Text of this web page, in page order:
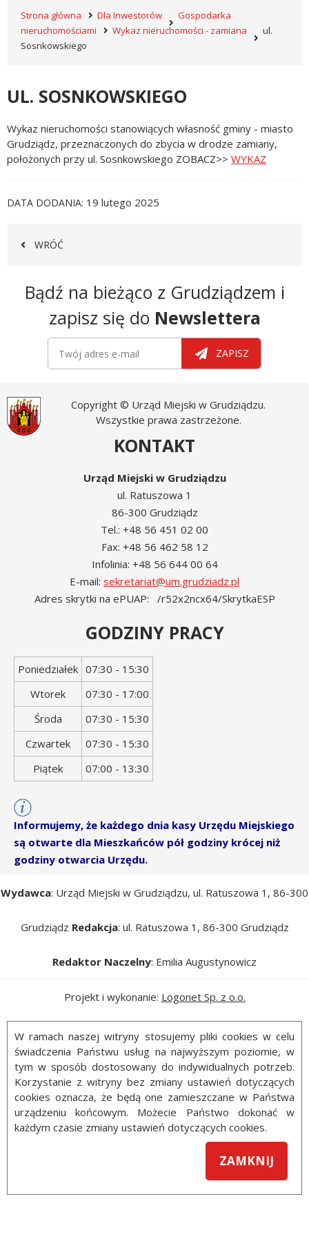
Strona główna Dla Inwestorów
Gospodarka
nieruchomościami
Wykaz nieruchomości - zamiana
ul.
Sosnkowskiego
UL. SOSNKOWSKIEGO
Wykaz nieruchomości stanowiących własność gminy - miasto
Grudziądz, przeznaczonych do zbycia w drodze zamiany,
położonych przy ul. Sosnkowskiego ZOBACZ>> WYKAZ
DATA DODANIA 19 lutego 2025
WRÓĆ
Newsletter
Bądź na bieżąco z Grudziądzem i
zapisz się do Newslettera
ZAPISZ
Copyright © Urząd Miejski w Grudziądzu.
Wszystkie prawa zastrzeżone.
KONTAKT
Urząd Miejski w Grudziądzu
ul. Ratuszowa 1
86-300 Grudziądz
Tel.: +48 56 451 02 00
Fax: +48 56 462 58 12
Infolinia: +48 56 644 00 64
E-mail: sekretariat@um.grudziadz.pl
Adres skrytki na ePUAP: /r52x2ncx64/SkrytkaESP
GODZINY PRACY
Dzień
tygodnia
Godziny
otwarcia
Poniedziałek 07:30 - 15:30
Wtorek
07:30 - 17:00
Środa
07:30 - 15:30
Czwartek
07:30 - 15:30
Piątek
07:00 - 13:30
Informujemy, że każdego dnia kasy Urzędu Miejskiego
są otwarte dla Mieszkańców pół godziny krócej niż
godziny otwarcia Urzędu.
Wydawca: Urząd Miejski w Grudziądzu, ul. Ratuszowa 1, 86-300
Grudziądz Redakcja: ul. Ratuszowa 1, 86-300 Grudziądz
Redaktor Naczelny: Emilia Augustynowicz
Projekt i wykonanie: Logonet Sp. z o.o.
W ramach naszej witryny stosujemy pliki cookies w celu
świadczenia Państwu usług na najwyższym poziomie, w
tym w sposób dostosowany do indywidualnych potrzeb.
Korzystanie z witryny bez zmiany ustawień dotyczących
cookies oznacza, że będą one zamieszczane w Państwa
urządzeniu końcowym. Możecie Państwo dokonać w
każdym czasie zmiany ustawień dotyczących cookies.
ZAMKNIJ